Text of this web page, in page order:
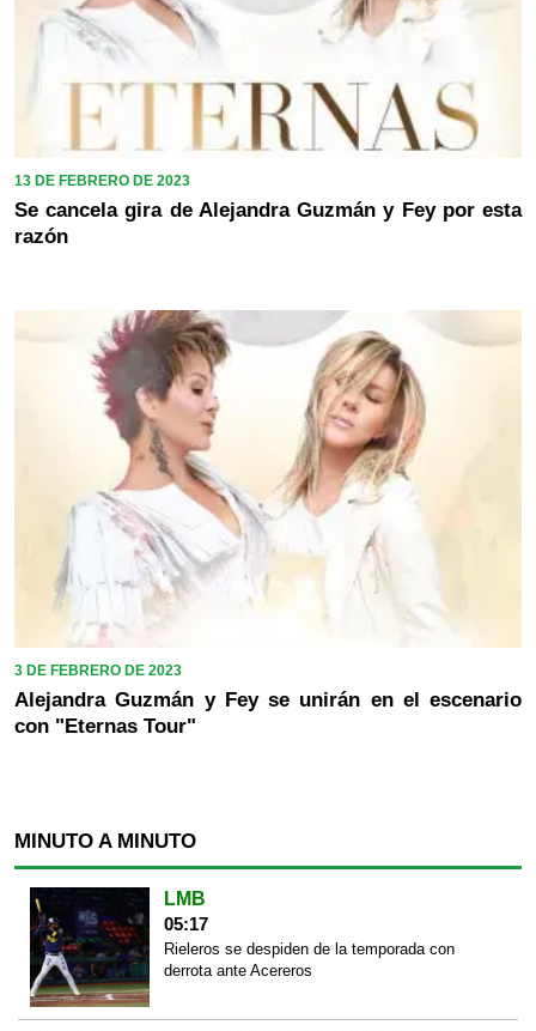
13 DE FEBRERO DE 2023
Se cancela gira de Alejandra Guzmán y Fey por esta
razón
3 DE FEBRERO DE 2023
Alejandra Guzmán y Fey se unirán en el escenario
con "Eternas Tour"
MINUTO A MINUTO
LMB
05:17
Rieleros se despiden de la temporada con
derrota ante Acereros